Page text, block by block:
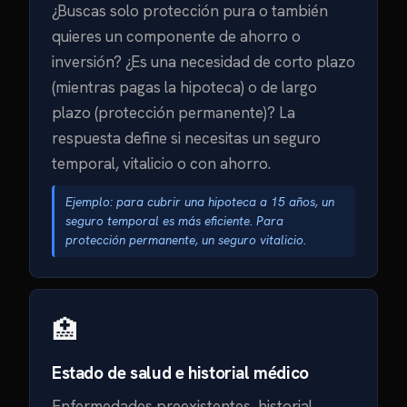
¿Buscas solo protección pura o también
quieres un componente de ahorro o
inversión? ¿Es una necesidad de corto plazo
(mientras pagas la hipoteca) o de largo
plazo (protección permanente)? La
respuesta define si necesitas un seguro
temporal, vitalicio o con ahorro.
Ejemplo: para cubrir una hipoteca a 15 años, un
seguro temporal es más eficiente. Para
protección permanente, un seguro vitalicio.
🏥
Estado de salud e historial médico